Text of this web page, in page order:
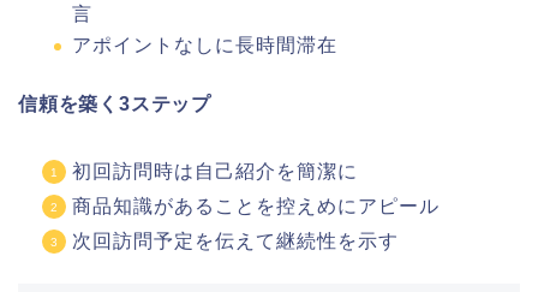
言
アポイントなしに長時間滞在
信頼を築く3ステップ
初回訪問時は自己紹介を簡潔に
商品知識があることを控えめにアピール
次回訪問予定を伝えて継続性を示す